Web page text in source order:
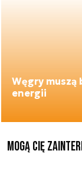
Węgry muszą
energii
Mogą Cię